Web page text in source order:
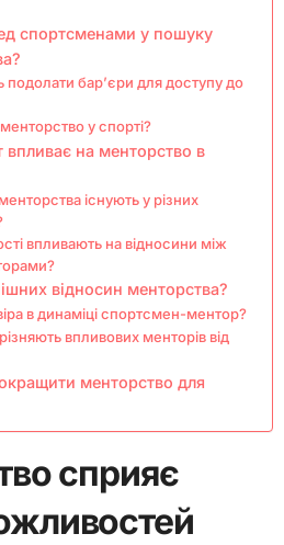
спортсменами у пошуку
бар’єри для доступу до
у спорті?
впливає на менторство в
існують у різних
впливають на відносини між
відносин менторства?
в динаміці спортсмен-ментор?
впливових менторів від
менторство для
сприяє